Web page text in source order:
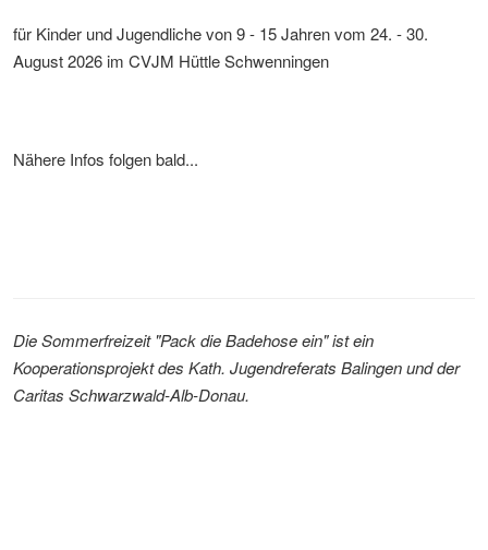
für Kinder und Jugendliche von 9 - 15 Jahren vom 24. - 30.
August 2026 im CVJM Hüttle Schwenningen
Nähere Infos folgen bald...
Die Sommerfreizeit "Pack die Badehose ein" ist ein
Kooperationsprojekt des Kath. Jugendreferats Balingen und der
Caritas Schwarzwald-Alb-Donau.